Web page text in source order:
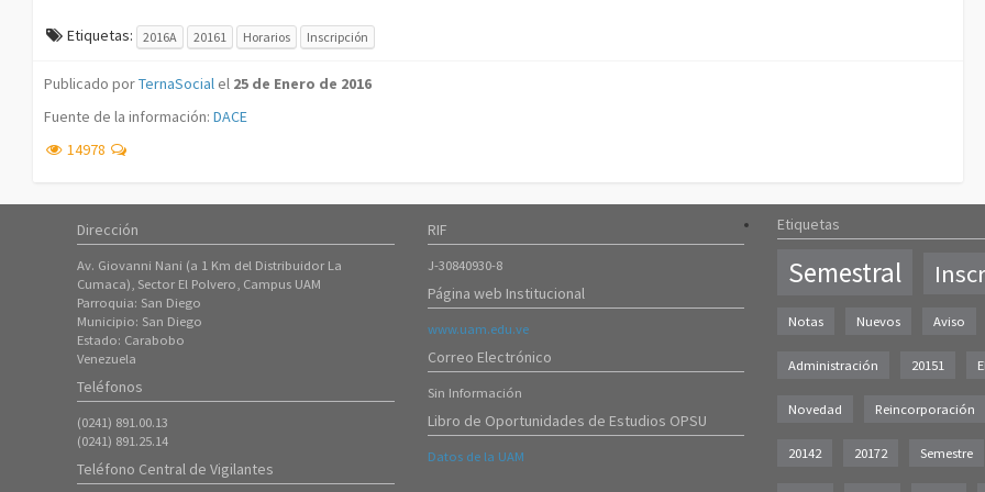
Etiquetas: 2016A 20161 Horarios Inscripción
Publicado porTernaSocial el 25 de Enero de 2016
Fuente de la información: DACE
14978
Dirección
Av. Giovanni Nani (a 1 Km del Distribuidor La
Cumaca), Sector El Polvero, Campus UAM
Parroquia: San Diego
Municipio: San Diego
Estado: Carabobo
Venezuela
Teléfonos
(0241) 891.00.13
(0241) 891.25.14
Teléfono Central de Vigilantes
RIF
J-30840930-8
Página web Institucional
www.uam.edu.ve
Correo Electrónico
Sin Información
Libro de Oportunidades de Estudios OPSU
Datos de la UAM
Etiquetas
Semestral
Notas Nuevos Aviso
Administración 20151
Novedad Reincorporación
20142 20172 Semestre